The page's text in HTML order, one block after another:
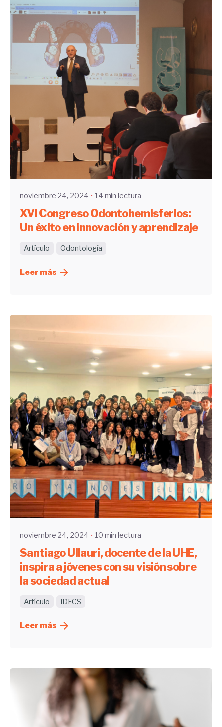
Enviado por
UHE
noviembre 24, 2024 14 min lectura
XVI Congreso Odontohemisferios:
Un éxito en innovación y aprendizaje
Artículo Odontología
Leer más
Enviado por
UHE
noviembre 24, 2024 10 min lectura
Santiago Ullauri, docente de la UHE,
inspira a jóvenes con su visión sobre
la sociedad actual
Artículo IDECS
Leer más